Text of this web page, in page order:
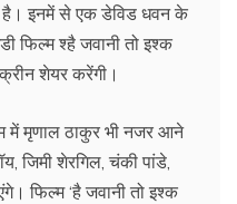
है। इनमें से एक डेविड धवन के
फिल्म श्है जवानी तो इश्क
शेयर करेंगी।
में मृणाल ठाकुर भी नजर आने
जिमी शेरगिल, चंकी पांडे,
फिल्‍म ‘है जवानी तो इश्क